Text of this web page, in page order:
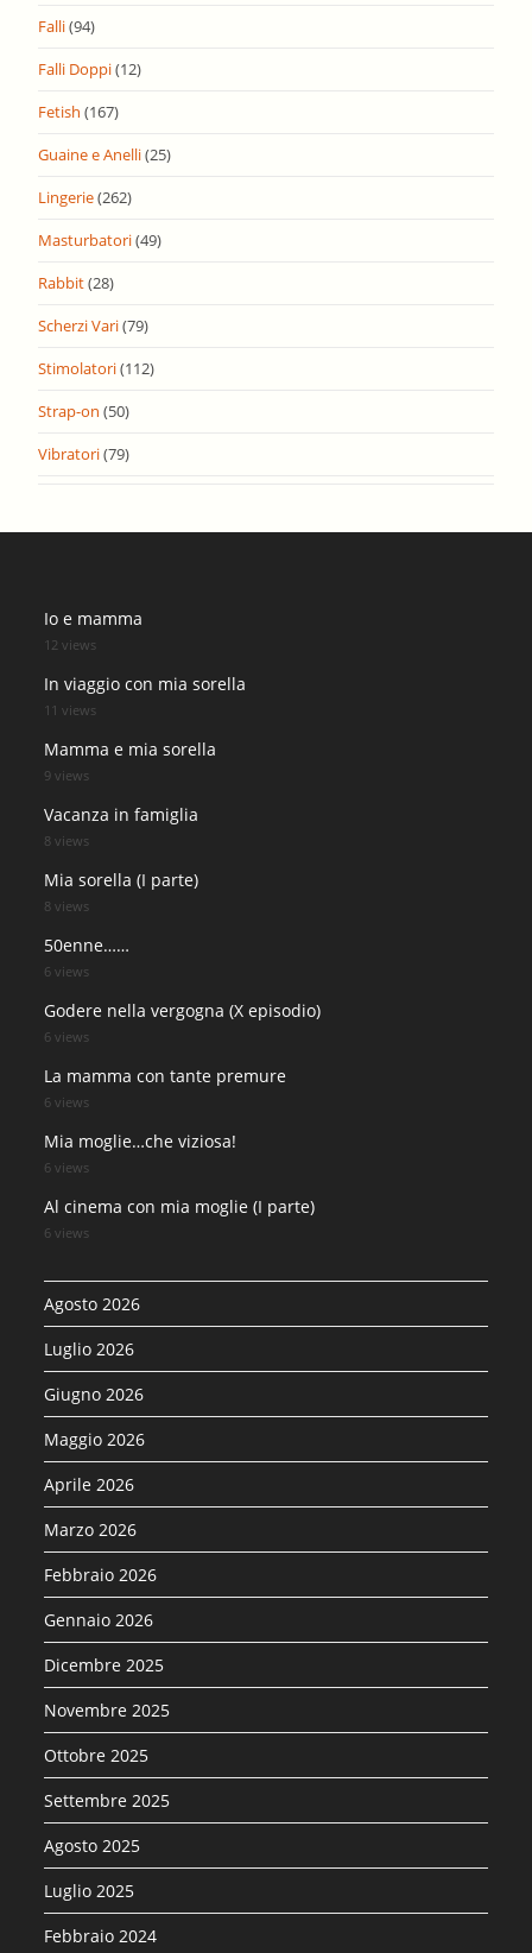
Falli(94)
Falli Doppi(12)
Fetish (167)
Guaine e Anelli(25)
Lingerie(262)
Masturbatori(49)
Rabbit(28)
Scherzi Vari(79)
Stimolatori(112)
Strap-on (50)
Vibratori(79)
Io e mamma
12 views
In viaggio con mia sorella
11 views
Mamma e mia sorella
9 views
Vacanza in famiglia
8 views
Mia sorella (I parte)
8 views
50enne……
6 views
Godere nella vergogna (X episodio)
6 views
La mamma con tante premure
6 views
Mia moglie…che viziosa!
6 views
Al cinema con mia moglie (I parte)
6 views
Agosto 2026
Luglio 2026
Giugno 2026
Maggio 2026
Aprile 2026
Marzo 2026
Febbraio 2026
Gennaio 2026
Dicembre 2025
Novembre 2025
Ottobre 2025
Settembre 2025
Agosto 2025
Luglio 2025
Febbraio 2024